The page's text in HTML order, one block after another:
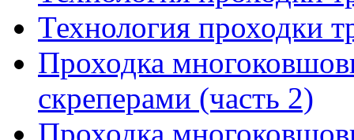
Технология проходки
Проходка
скреперами (часть 2)
Проходка